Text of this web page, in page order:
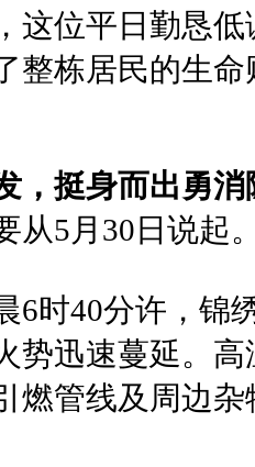
这位平日勤恳
整栋居民的生
，挺身而出勇消
从5月30日说起
6时40分许，锦
势迅速蔓延。
燃管线及周边